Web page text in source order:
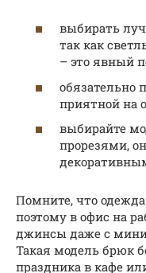
выбирать
так как
– это явный
обязательно
приятной на
выбирайте
прорезями,
Помните, что
поэтому в офис на
джинсы даже с
Такая модель брюк
праздника в кафе